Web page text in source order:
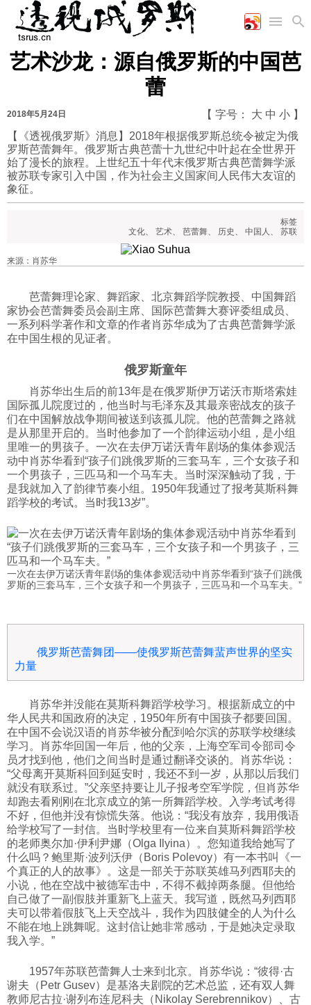
首页
国际
时政
军事
陆军
军事合作
经济
工业
能源
农业
科技
文化
美食
娱乐
历史
体育
旅游
图片新闻
漫画
视频
图表
艺术沙龙：源自俄罗斯的中国芭
蕾
2018年5月24日 【 字号： 大 中 小 】
【《透视俄罗斯》消息】2018年根据俄罗斯总统令被定为俄
罗斯芭蕾舞年。俄罗斯古典芭蕾十九世纪中叶起在全世界开
始了漫长的旅程。上世纪五十年代末俄罗斯古典芭蕾舞学派
被苏联专家引入中国，作为社会主义国家间人民伟大友谊的
象征。
标签
文化、 艺术、 芭蕾舞、 历史 、 中国人 、 苏联
来源：肖苏华
芭蕾舞理论家、舞蹈家、北京舞蹈学院教授、中国舞蹈
家协会芭蕾舞委员会副主席、国际芭蕾舞大赛评委组成员、
一系列科学著作和文章的作者肖苏华成为了古典芭蕾舞学派
在中国生根的见证者。
俄罗斯童年
肖苏华出生后的前13年是在俄罗斯伊万诺沃市斯塔索娃
国际孤儿院度过的，他当时与毛泽东及其最亲密战友的孩子
们在中国解放战争期间被送到该孤儿院。他的芭蕾舞之路就
是从那里开启的。当时他参加了一个韵律运动小组，是小组
里唯一的男孩子。一次在去伊万诺沃青年剧场的集体参观活
动中肖苏华看到“孩子们跳俄罗斯的三套马车，三个女孩子和
一个男孩子，三匹马和一个马车夫。当时深深触动了我，于
是我就加入了韵律节奏小组。1950年我通过了报考莫斯科舞
蹈学校的考试。当时我13岁”。
一次在去伊万诺沃青年剧场的集体参观活动中肖苏华看到“孩子们跳俄
罗斯的三套马车，三个女孩子和一个男孩子，三匹马和一个马车夫。”
俄罗斯芭蕾舞团——使俄罗斯芭蕾舞蜚声世界的坚实
力量
肖苏华并没能在莫斯科舞蹈学校学习。根据新成立的中
华人民共和国政府的决定，1950年所有中国孩子都要回国。
在中国不会说汉语的肖苏华被分配到哈尔滨的苏联学校继续
学习。肖苏华回国一年后，他的父亲，上海空军司令部司令
员才找到他，他们之间当时是通过翻译交谈的。肖苏华说：
“父母离开莫斯科回到延安时，我还不到一岁，从那以后我们
就没有联系过。”父亲坚持要让儿子报考空军学院，但肖苏华
却跑去看刚刚在北京成立的第一所舞蹈学校。入学考试考得
不好，但他并没有惊慌失落。他说：“我没有放弃，我用俄语
给学校写了一封信。当时学校里有一位来自莫斯科舞蹈学校
的老师奥尔加·伊利尹娜（Olga Ilyina）。您知道我给她写了
什么吗？鲍里斯·波列沃伊（Boris Polevoy）有一本书叫《一
个真正的人的故事》。这是一部关于苏联英雄马列西耶夫的
小说，他在空战中被德军击中，不得不截掉两条腿。但他给
自己做了一副假肢并重新飞上蓝天。我写道，既然马列西耶
夫可以带着假肢飞上天空战斗，我作为四肢健全的人为什么
不能在地上跳舞呢。这封信让她非常感动，于是她决定录取
我入学。”
1957年苏联芭蕾舞人士来到北京。肖苏华说：“彼得·古
谢夫（Petr Gusev）是基洛夫剧院的艺术总监，还有双人舞
教师尼古拉·谢列布连尼科夫（Nikolay Serebrennikov）、古